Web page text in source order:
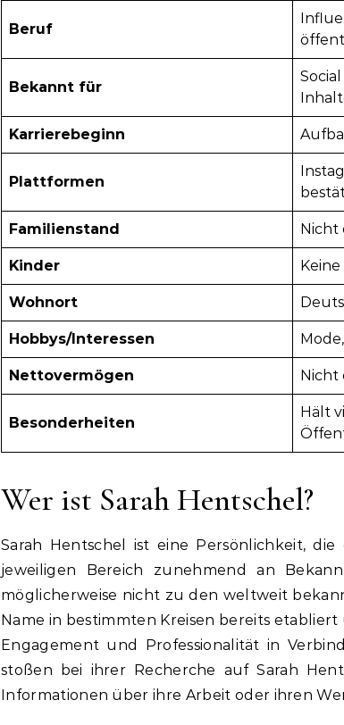
Beruf
Bekannt für
Karrierebeginn
Plattformen
Familienstand
Kinder
Wohnort
Hobbys/Interessen
Nettovermögen
Besonderheiten
Hält
Wer ist Sarah Hentschel?
Sarah Hentschel ist eine Persönlichkeit,
jeweiligen Bereich zunehmend an
möglicherweise nicht zu den weltweit
Name in bestimmten Kreisen bereits
Engagement und Professionalität in
stoßen bei ihrer Recherche auf Sarah
Informationen über ihre Arbeit oder ihren